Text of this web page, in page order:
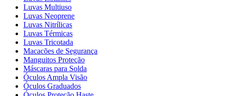
Luvas Multiuso
Luvas Neoprene
Luvas Nitrílicas
Luvas Térmicas
Luvas Tricotada
Macacões de Segurança
Manguitos Proteção
Máscaras para Solda
Óculos Ampla Visão
Óculos Graduados